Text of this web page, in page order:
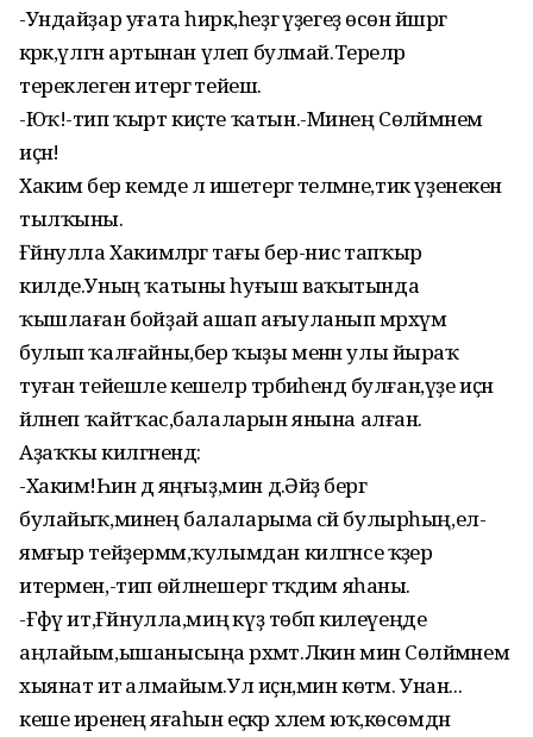
-Ундайҙар уғата һирәк,һеҙгә үҙегеҙ өсөн йәшәргә
кәрәк,үлгән артынан үлеп булмай.Тереләр
тереклеген итергә тейеш.
-Юҡ!-тип ҡырт киҫте ҡатын.-Минең Сөләймәнем
иҫән!
Хакимә бер кемде лә ишетергә теләмәне,тик үҙенекен
тылҡыны.
Ғәйнулла Хакимәләргә тағы бер-нисә тапҡыр
килде.Уның ҡатыны һуғыш ваҡытында
ҡышлаған бойҙай ашап ағыуланып мәрхүм
булып ҡалғайны,бер ҡыҙы менән улы йыраҡ
туған тейешле кешеләр тәрбиәһендә булған,үҙе иҫән
әйләнеп ҡайтҡас,балаларын янына алған.
Аҙаҡҡы килгәнендә:
-Хакимә!Һин дә яңғыҙ,мин дә.Әйҙә бергә
булайыҡ,минең балаларыма әсәй булырһың,ел-
ямғыр тейҙермәм,ҡулымдан килгәнсе ҡәҙер
итермен,-тип өйләнешергә тәҡдим яһаны.
-Ғәфү ит,Ғәйнулла,миңә күҙ төбәп килеүеңде
аңлайым,ышанысыңа рәхмәт.Ләкин мин Сөләймәнемә
хыянат итә алмайым.Ул иҫән,мин көтәм. Унан...
кеше иренең яғаһын еҫкәр хәлем юҡ,көсөмдән